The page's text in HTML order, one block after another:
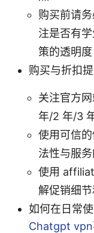
购买前请
注是否有
策的透明度
购买与折扣
关注官方
年/2 年/3
使用可信
法性与服
使用
解促销细
如何在日常
Chatgpt vpn